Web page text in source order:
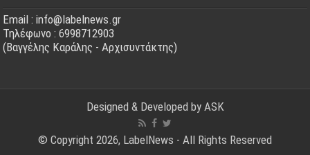
Email : info@labelnews.gr
Τηλέφωνο : 6998712903
(Βαγγέλης Καράλης - Αρχισυντάκτης)
Designed & Developed by ASK
© Copyright 2026, LabelNews - All Rights Reserved